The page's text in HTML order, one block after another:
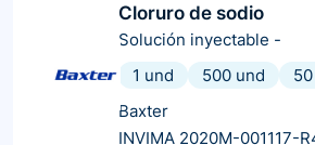
Cloruro de sodio
Solución inyectable -
1 und
500 und
Baxter
INVIMA 2020M-001117-